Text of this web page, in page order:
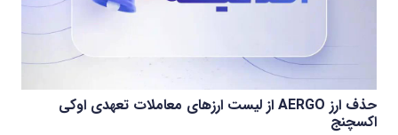
حذف ارز AERGO از لیست ارزهای معاملات تعهدی اوکی
اکسچنج